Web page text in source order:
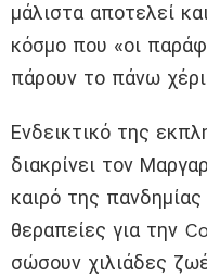
μάλιστα αποτελεί
κόσμο που «οι
πάρουν το πάνω
Ενδεικτικό της
διακρίνει τον
καιρό της
θεραπείες για την
σώσουν χιλιάδες